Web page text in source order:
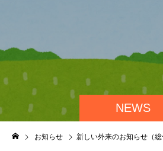
NEWS
お知らせ 新しい外来のお知らせ（総